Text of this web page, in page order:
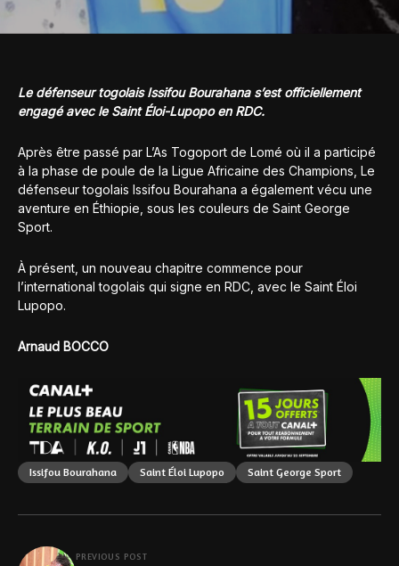
Le défenseur togolais Issifou Bourahana s’est officiellement
engagé avec le Saint Éloi-Lupopo en RDC.
Après être passé par L’As Togoport de Lomé où il a participé
à la phase de poule de la Ligue Africaine des Champions, Le
défenseur togolais Issifou Bourahana a également vécu une
aventure en Éthiopie, sous les couleurs de Saint George
Sport.
À présent, un nouveau chapitre commence pour
l’international togolais qui signe en RDC, avec le Saint Éloi
Lupopo.
Arnaud BOCCO
Issifou Bourahana Saint Éloi Lupopo Saint George Sport
PREVIOUS POST